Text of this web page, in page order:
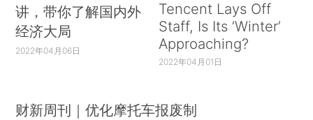
讲，带你了解国内外
经济大局
2022年04月06日
Tencent Lays Off
Staff, Is Its ‘Winter’
Approaching?
2022年04月01日
财新周刊｜优化摩托车报废制